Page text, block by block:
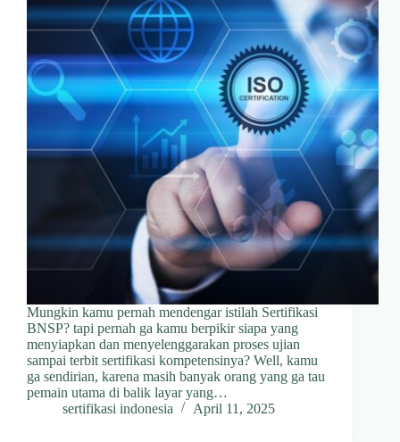
Mungkin kamu pernah mendengar istilah Sertifikasi
BNSP? tapi pernah ga kamu berpikir siapa yang
menyiapkan dan menyelenggarakan proses ujian
sampai terbit sertifikasi kompetensinya? Well, kamu
ga sendirian, karena masih banyak orang yang ga tau
pemain utama di balik layar yang…
sertifikasi indonesia
April 11, 2025